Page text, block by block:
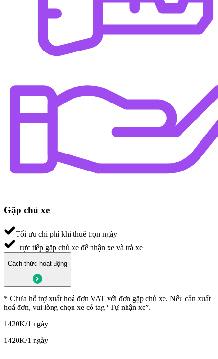
Gặp chủ xe
Tối ưu chi phí khi thuê trọn ngày
Trực tiếp gặp chủ xe để nhận xe và trả xe
Cách thức hoạt động
* Chưa hỗ trợ xuất hoá đơn VAT với đơn gặp chủ xe. Nếu cần xuất
hoá đơn, vui lòng chọn xe có tag “Tự nhận xe”.
1420K/1 ngày
1420K/1 ngày